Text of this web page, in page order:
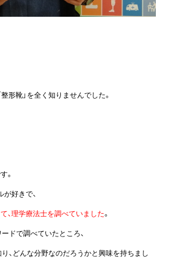
形靴」を全く知りませんでした。
。
好きで、
、理学療法士を調べていました。
ドで調べていたところ、
り、どんな分野なのだろうかと興味を持ちまし